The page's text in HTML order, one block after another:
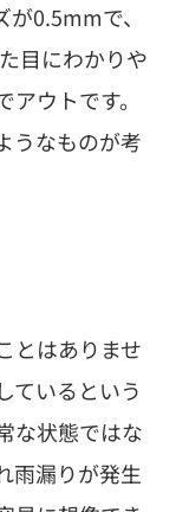
0.5mmで、
目にわかりや
ウトです。
うなものが考
とはありませ
ているという
な状態ではな
雨漏りが発生